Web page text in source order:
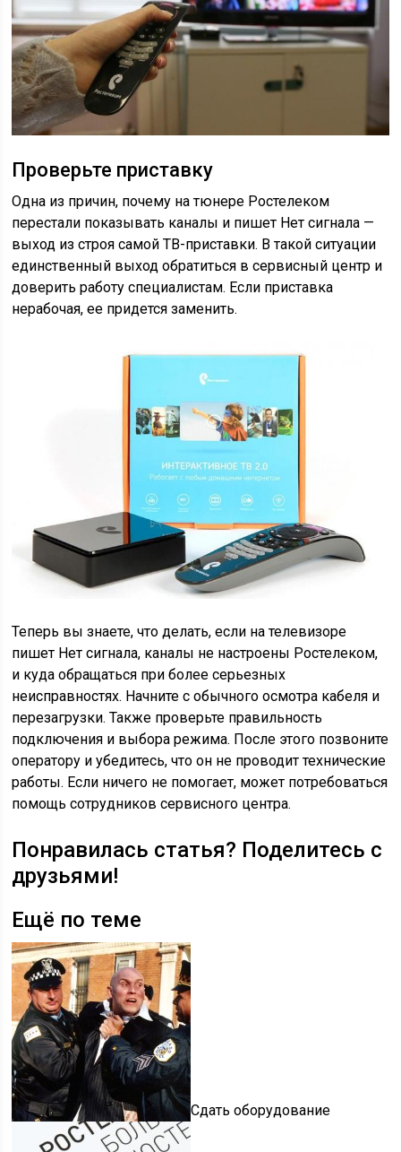
Проверьте приставку
Одна из причин, почему на тюнере Ростелеком
перестали показывать каналы и пишет Нет сигнала —
выход из строя самой ТВ-приставки. В такой ситуации
единственный выход обратиться в сервисный центр и
доверить работу специалистам. Если приставка
нерабочая, ее придется заменить.
Теперь вы знаете, что делать, если на телевизоре
пишет Нет сигнала, каналы не настроены Ростелеком,
и куда обращаться при более серьезных
неисправностях. Начните с обычного осмотра кабеля и
перезагрузки. Также проверьте правильность
подключения и выбора режима. После этого позвоните
оператору и убедитесь, что он не проводит технические
работы. Если ничего не помогает, может потребоваться
помощь сотрудников сервисного центра.
Понравилась статья? Поделитесь с
друзьями!
Ещё по теме
Сдать оборудование